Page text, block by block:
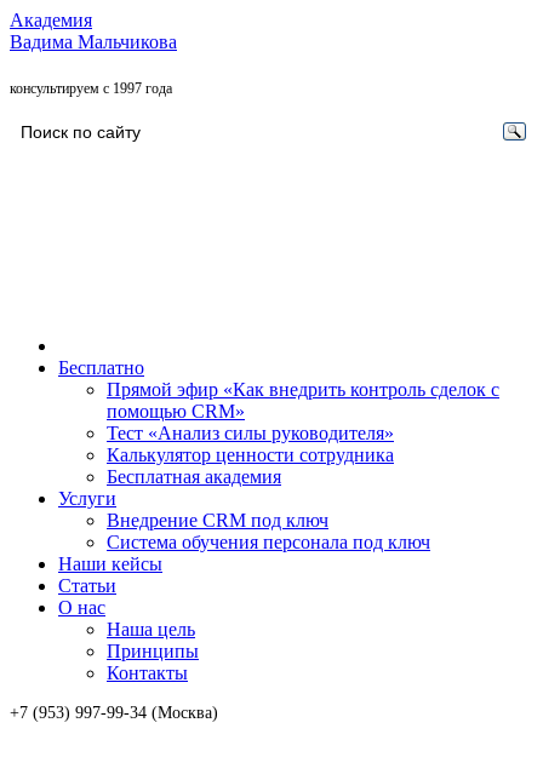
Академия
Вадима Мальчикова
консультируем с 1997 года
Бесплатно
Прямой эфир «Как внедрить контроль сделок с
помощью CRM»
Тест «Анализ силы руководителя»
Калькулятор ценности сотрудника
Бесплатная академия
Услуги
Внедрение CRM под ключ
Система обучения персонала под ключ
Наши кейсы
Статьи
О нас
Наша цель
Принципы
Контакты
+7 (953) 997-99-34 (Москва)